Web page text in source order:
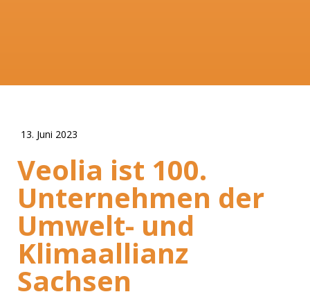
13. Juni 2023
Veolia ist 100.
Unternehmen der
Umwelt- und
Klimaallianz
Sachsen